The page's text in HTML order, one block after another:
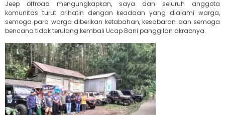
Jeep offroad mengungkapkan, saya dan seluruh anggota
komunitas turut prihatin dengan keadaan yang dialami warga,
semoga para warga diberikan ketabahan, kesabaran dan semoga
bencana tidak terulang kembali Ucap Bani panggilan akrabnya.